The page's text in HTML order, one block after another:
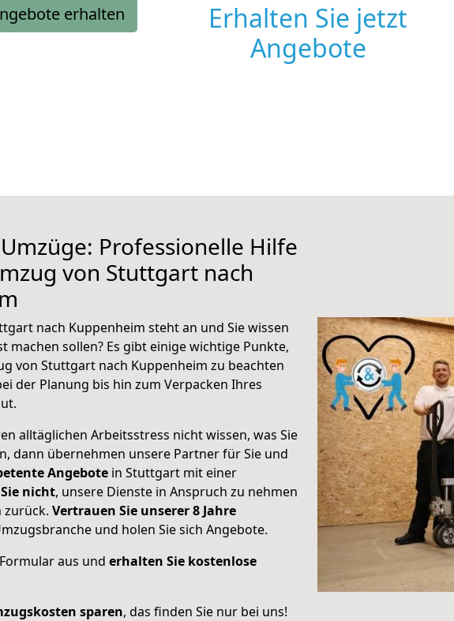
erhalten
Erhalten Sie jetzt
Angebote
Professionelle Hilfe
von Stuttgart nach
nach Kuppenheim steht an und Sie wissen
machen sollen? Es gibt einige wichtige Punkte,
von Stuttgart nach Kuppenheim zu beachten
der Planung bis hin zum Verpacken Ihres
alltäglichen Arbeitsstress nicht wissen, was Sie
dann übernehmen unsere Partner für Sie und
Angebote in Stuttgart mit einer
nicht, unsere Dienste in Anspruch zu nehmen
zurück. Vertrauen Sie unserer 8 Jahre
und holen Sie sich Angebote.
aus und erhalten Sie kostenlose
sparen, das finden Sie nur bei uns!